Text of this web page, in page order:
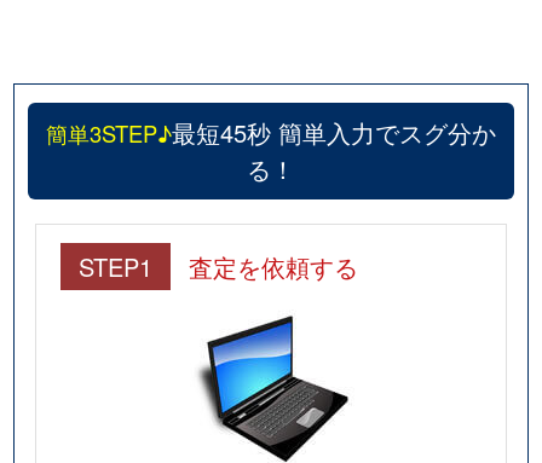
簡単3STEP♪最短45秒 簡単入力でスグ分か
る！
STEP1 査定を依頼する